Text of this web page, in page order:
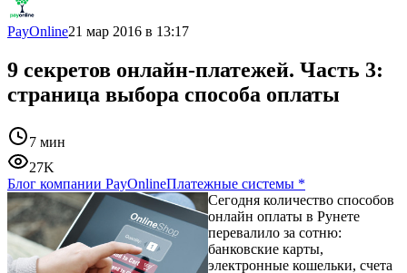
PayOnline21 мар 2016 в 13:17
9 секретов онлайн-платежей. Часть 3:
страница выбора способа оплаты
7 мин
27K
Блог компании PayOnlineПлатежные системы *
Сегодня количество способов
онлайн оплаты в Рунете
перевалило за сотню:
банковские карты,
электронные кошельки, счета